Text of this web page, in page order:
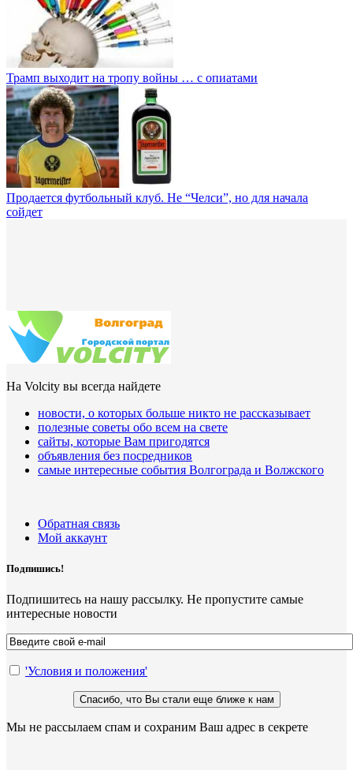
Трамп выходит на тропу войны … с опиатами
Продается футбольный клуб. Не “Челси”, но для начала
сойдет
На Volcity вы всегда найдете
новости, о которых больше никто не рассказывает
полезные советы обо всем на свете
сайты, которые Вам пригодятся
объявления без посредников
самые интересные события Волгограда и Волжского
Обратная связь
Мой аккаунт
Подпишись!
Подпишитесь на нашу рассылку. Не пропустите самые
интересные новости
'Условия и положения'
Мы не рассылаем спам и сохраним Ваш адрес в секрете